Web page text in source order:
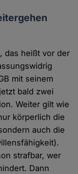
das heißt vor der
mit seinem
bald zwei
Weiter gilt wie
körperlich die
auch die
strafbar, wer
Dann